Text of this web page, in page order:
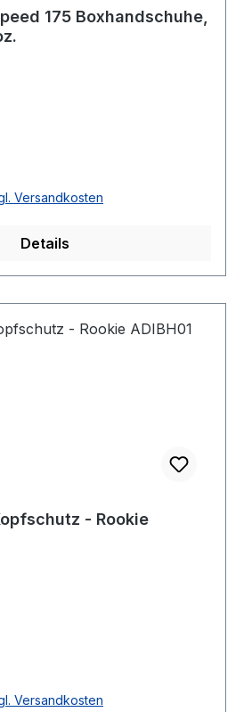
175 Boxhandschuhe,
Versandkosten
Details
- Rookie
Versandkosten